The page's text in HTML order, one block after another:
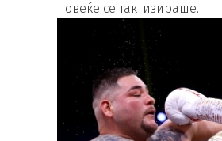
повеќе се тактизираше.